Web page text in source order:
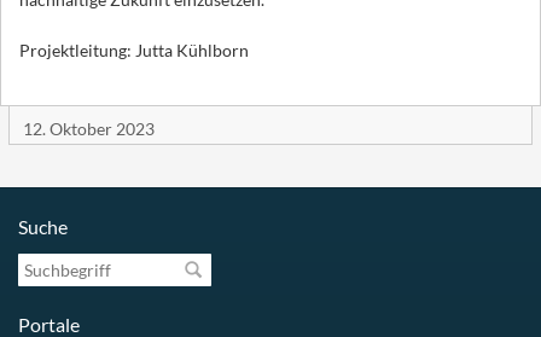
Projektleitung: Jutta Kühlborn
12. Oktober 2023
Suche
Suchbegriff
Portale